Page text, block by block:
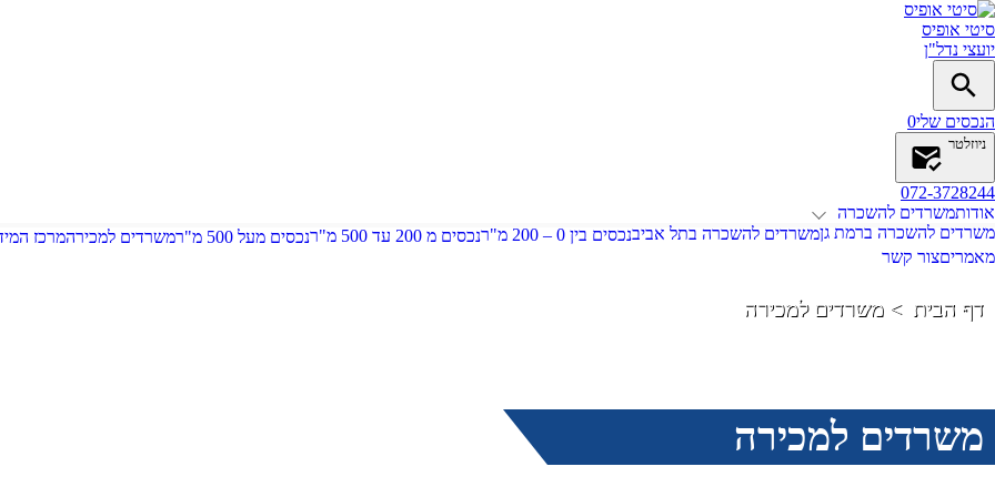
סיטי אופיס
יועצי נדל"ן
הנכסים שלי0
ניוזלטר
072-3728244
אודותמשרדים להשכרה
משרדים להשכרה ברמת גןמשרדים להשכרה בתל אביבנכסים בין 0 – 200 מ"ר נכסים מ 200 עד 500 מ"ר נכסים מעל 500 מ"ר משרדים למכירהמרכז
מאמריםצור קשר
משרדים למכירה
דף הבית משרדים למכירה